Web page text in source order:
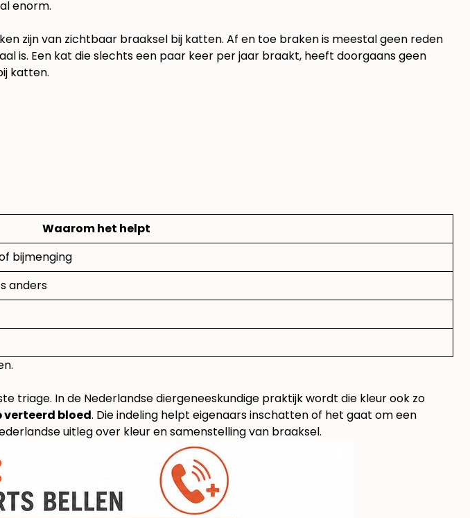
enorm.
zijn van zichtbaar braaksel bij katten. Af en toe braken is meestal geen reden
is. Een kat die slechts een paar keer per jaar braakt, heeft doorgaans geen
katten.
Waarom het helpt
bijmenging
anders
triage. In de Nederlandse diergeneeskundige praktijk wordt die kleur ook zo
verteerd bloed. Die indeling helpt eigenaars inschatten of het gaat om een
uitleg over kleur en samenstelling van braaksel.